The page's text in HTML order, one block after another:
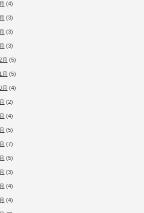
(4)
(3)
(3)
(3)
月 (5)
月 (5)
月 (4)
(2)
(4)
(5)
(7)
(5)
(3)
(4)
(4)